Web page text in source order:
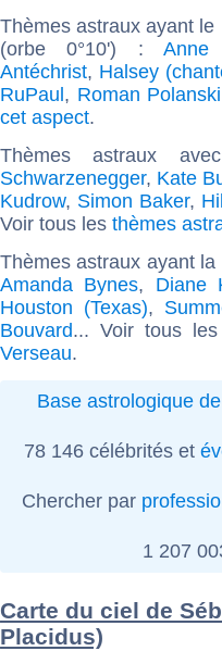
Thèmes astraux ayant
(orbe 0°10') : Anne
Antéchrist, Halsey
RuPaul, Roman Polanski
cet aspect.
Thèmes astraux
Schwarzenegger, Kate
Kudrow, Simon Baker,
Voir tous les thèmes
Thèmes astraux ayant
Amanda Bynes, Diane
Houston (Texas),
Bouvard... Voir tous
Verseau.
Base astrologique
78 146 célébrités et
Chercher par
1 207
Carte du ciel de
Placidus)